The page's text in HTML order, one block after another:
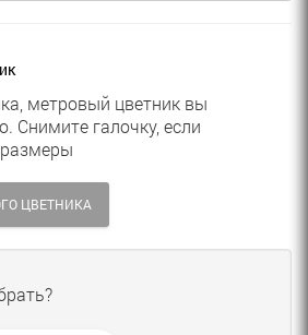
метровый цветник вы
Снимите галочку, если
ЦВЕТНИКА